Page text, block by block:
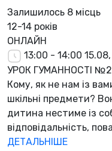
Залишилось 8 місць
12-14 років
ОНЛАЙН
13:00 - 14:00
УРОК ГУМАННОСТІ №2
Кому, як не нам із
шкільні предмети?
дитина нестиме із
відповідальність,
ДЕТАЛЬНІШЕ